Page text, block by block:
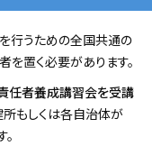
行うための全国共通の
を置く必要があります。
任者養成講習会を受講
所もしくは各自治体が